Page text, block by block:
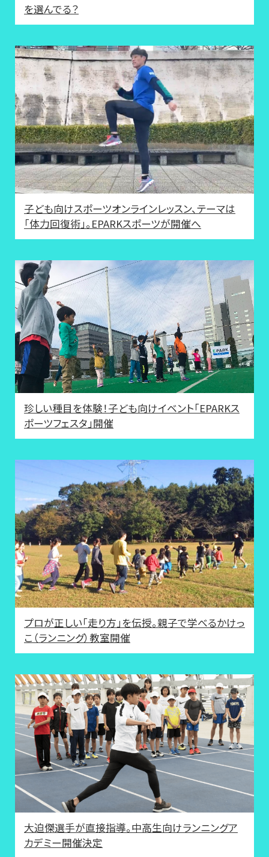
を選んでる？
子ども向けスポーツオンラインレッスン、テーマは
「体力回復術」。EPARKスポーツが開催へ
珍しい種目を体験！子ども向けイベント「EPARKス
ポーツフェスタ」開催
プロが正しい「走り方」を伝授。親子で学べるかけっ
こ（ランニング）教室開催
大迫傑選手が直接指導。中高生向けランニングア
カデミー開催決定